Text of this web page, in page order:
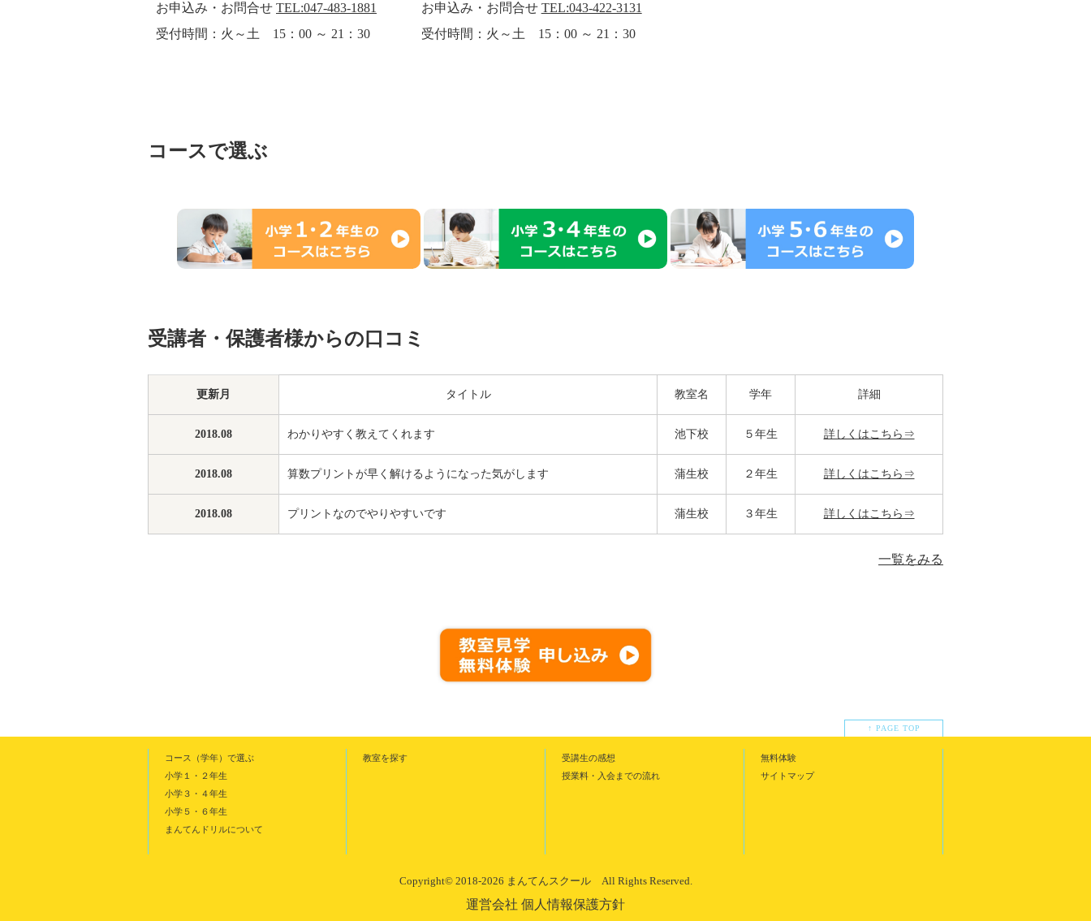
お申込み・お問合せ TEL:047-483-1881
受付時間：火～土 15：00 ～ 21：30
お申込み・お問合せ TEL:043-422-3131
受付時間：火～土 15：00 ～ 21：30
コースで選ぶ
受講者・保護者様からの口コミ
更新月 タイトル 教室名 学年 詳細
2018.08 わかりやすく教えてくれます 池下校 ５年生 詳しくはこちら⇒
2018.08 算数プリントが早く解けるようになった気がします 蒲生校 ２年生 詳しくはこちら⇒
2018.08 プリントなのでやりやすいです 蒲生校 ３年生 詳しくはこちら⇒
一覧をみる
↑ PAGE TOP
コース（学年）で選ぶ
小学１・２年生
小学３・４年生
小学５・６年生
まんてんドリルについて
教室を探す
受講生の感想
授業料・入会までの流れ
無料体験
サイトマップ
Copyright© 2018-2026 まんてんスクールAll Rights Reserved.
運営会社 個人情報保護方針